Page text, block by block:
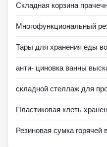
Складная корзина
Многофункциональный
Тары для хранения еды
анти- циновка ванны
складной стеллаж для
Пластиковая клеть
Резиновая сумка горячей